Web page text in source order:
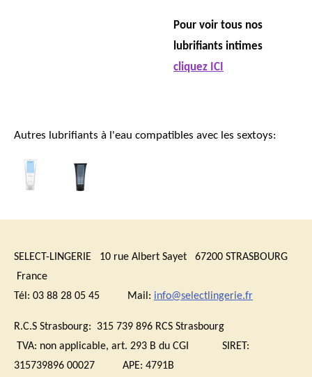
Pour voir tous nos
lubrifiants intimes
cliquez ICI
Autres lubrifiants à l'eau compatibles avec les sextoys:
SELECT-LINGERIE 10 rue Albert Sayet 67200 STRASBOURG
France
Tél: 03 88 28 05 45 Mail: info@selectlingerie.fr
R.C.S Strasbourg: 315 739 896 RCS Strasbourg
TVA: non applicable, art. 293 B du CGI SIRET:
315739896 00027 APE: 4791B